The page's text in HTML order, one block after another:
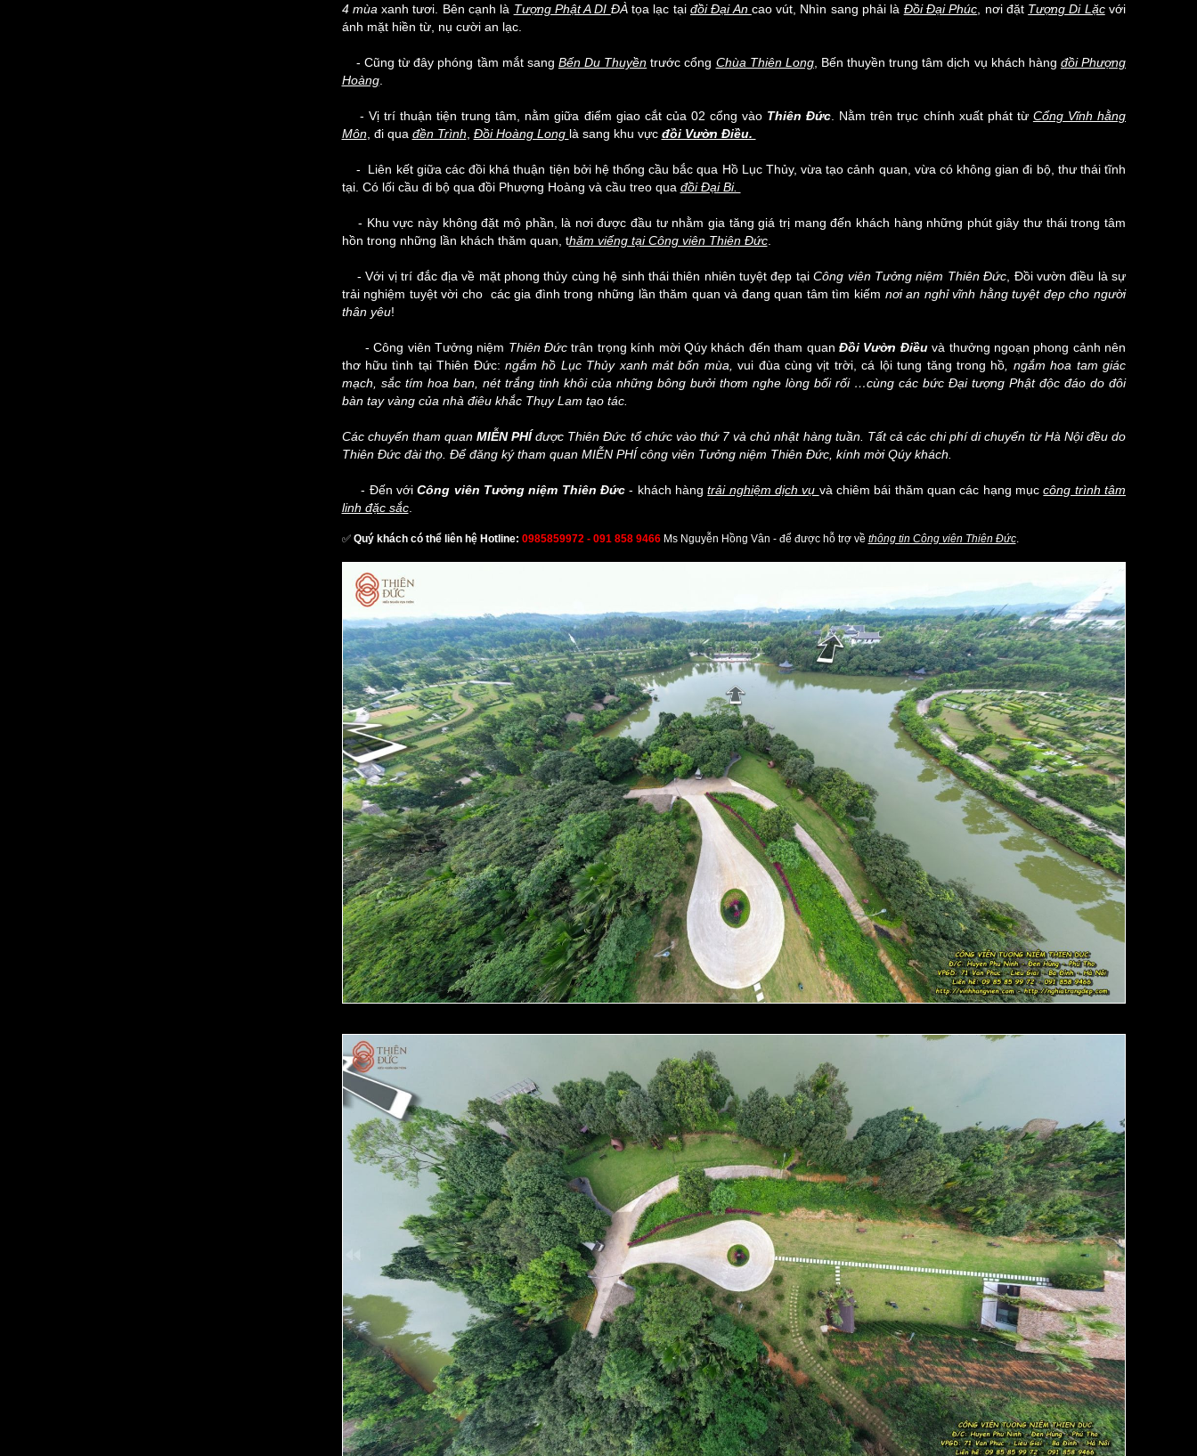
4 mùaxanh tươi. Bên cạnh là Tượng Phật A DI ĐÀtọa lạc tại đồi Đại An cao vút, Nhìn sang phải là Đồi Đại Phúc , nơi đặt Tượng Di Lặcvới
ánh mặt hiền từ, nụ cười an lạc.
- Cũng từ đây phóng tầm mắt sang Bến Du Thuyền trước cổng Chùa Thiên Long, Bến thuyền trung tâm dịch vụ khách hàng đồi Phượng
Hoàng.
- Vị trí thuận tiện trung tâm, nằm giữa điểm giao cắt của 02 cổng vào Thiên Đức . Nằm trên trục chính xuất phát từ Cổng Vĩnh hằng
Môn, đi qua đền Trình Đồi Hoàng Long là sang khu vực đồi Vườn Điều.
- Liên kết giữa các đồi khá thuận tiện bởi hệ thống cầu bắc qua Hồ Lục Thủy, vừa tạo cảnh quan, vừa có không gian đi bộ, thư thái tĩnh
tại. Có lối cầu đi bộ qua đồi Phượng Hoàng và cầu treo qua đồi Đại Bi.
- Khu vực này không đặt mộ phần, là nơi được đầu tư nhằm gia tăng giá trị mang đến khách hàng những phút giây thư thái trong tâm
hồn trong những lần khách thăm quan, thăm viếng tại Công viên Thiên Đức.
- Với vị trí đắc địa về mặt phong thủy cùng hệ sinh thái thiên nhiên tuyệt đẹp tạiCông viên Tưởng niệm Thiên Đức , Đồi vườn điều là sự
trải nghiệm tuyệt vời cho các gia đình trong những lần thăm quan và đang quan tâm tìm kiếm nơi an nghỉ vĩnh hằng tuyệt đẹp cho người
thân yêu!
- Công viên Tưởng niệm Thiên Đức trân trọng kính mời Qúy khách đến tham quan Đồi Vườn Điềuvà thưởng ngoạn phong cảnh nên
thơ hữu tình tại Thiên Đức: ngắm hồ Lục Thủy xanh mát bốn mùa,vui đùa cùng vịt trời, cá lội tung tăng trong hồ , ngắm hoa tam giác
mạch, sắc tím hoa ban, nét trắng tinh khôi của những bông bưởi thơm nghe lòng bối rối …cùng các bức Đại tượng Phật độc đáodo đôi
bàn tay vàng của nhà điêu khắc Thụy Lam tạo tác.
Các chuyến tham quan MIỄN PHÍ được Thiên Đức tổ chức vào thứ 7 và chủ nhật hàng tuần. Tất cả các chi phí di chuyển từ Hà Nội đều do
Thiên Đức đài thọ. Để đăng ký tham quan MIỄN PHÍ công viên Tưởng niệm Thiên Đức, kính mời Qúy khách.
- Đến vớiCông viên Tưởng niệm Thiên Đức- khách hàngtrải nghiệm dịch vụ và chiêm bái thăm quan các hạng mụccông trình tâm
linh đặc sắc.
✅ Quý khách có thể liên hệ Hotline: 0985859972 - 091 858 9466Ms Nguyễn Hồng Vân - để được hỗ trợ về thông tin Công viên Thiên Đức.